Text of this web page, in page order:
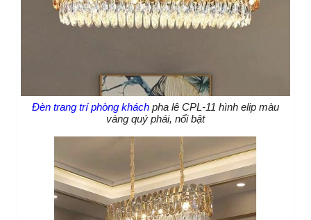
Đèn trang trí phòng khách pha lê CPL-11 hình elip màu
vàng quý phái, nổi bật